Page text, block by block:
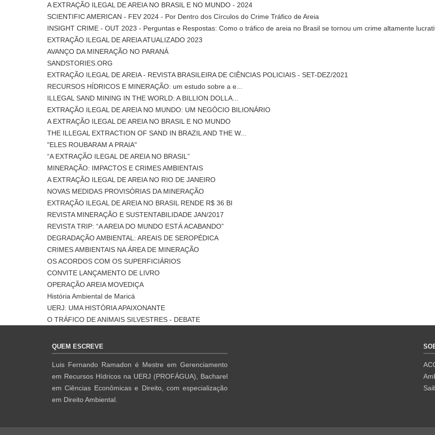
A EXTRAÇÃO ILEGAL DE AREIA NO BRASIL E NO MUNDO - 2024
SCIENTIFIC AMERICAN - FEV 2024 - Por Dentro dos Círculos do Crime Tráfico de Areia
INSIGHT CRIME - OUT 2023 - Perguntas e Respostas: Como o tráfico de areia no Brasil se tornou um crime altamente
EXTRAÇÃO ILEGAL DE AREIA ATUALIZADO 2023
AVANÇO DA MINERAÇÃO NO PARANÁ
SANDSTORIES.ORG
EXTRAÇÃO ILEGAL DE AREIA - REVISTA BRASILEIRA DE CIÊNCIAS POLICIAIS - SET-DEZ/2021
RECURSOS HÍDRICOS E MINERAÇÃO: um estudo sobre a e...
ILLEGAL SAND MINING IN THE WORLD: A BILLION DOLLA...
EXTRAÇÃO ILEGAL DE AREIA NO MUNDO: UM NEGÓCIO BILIONÁRIO
A EXTRAÇÃO ILEGAL DE AREIA NO BRASIL E NO MUNDO
THE ILLEGAL EXTRACTION OF SAND IN BRAZIL AND THE W...
"ELES ROUBARAM A PRAIA"
“A EXTRAÇÃO ILEGAL DE AREIA NO BRASIL”
MINERAÇÃO: IMPACTOS E CRIMES AMBIENTAIS
A EXTRAÇÃO ILEGAL DE AREIA NO RIO DE JANEIRO
NOVAS MEDIDAS PROVISÓRIAS DA MINERAÇÃO
EXTRAÇÃO ILEGAL DE AREIA NO BRASIL RENDE R$ 36 BI
REVISTA MINERAÇÃO E SUSTENTABILIDADE JAN/2017
REVISTA TRIP: “A AREIA DO MUNDO ESTÁ ACABANDO”
DEGRADAÇÃO AMBIENTAL: AREAIS DE SEROPÉDICA
CRIMES AMBIENTAIS NA ÁREA DE MINERAÇÃO
OS ACORDOS COM OS SUPERFICIÁRIOS
CONVITE LANÇAMENTO DE LIVRO
OPERAÇÃO AREIA MOVEDIÇA
História Ambiental de Maricá
UERJ: UMA HISTÓRIA APAIXONANTE
O TRÁFICO DE ANIMAIS SILVESTRES - DEBATE
QUEM ESCREVE
Luis Fernando Ramadon é Mestre em Gerenciamento
em Recursos Hídricos na UERJ (PROFÁGUA), Bacharel
em Ciências Econômicas e Direito, com especialização
em Direito Ambiental.